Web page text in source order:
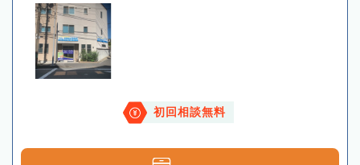
初回相談無料